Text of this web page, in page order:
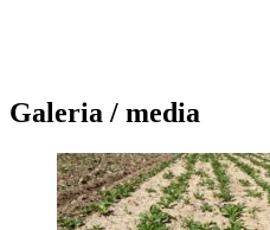
Galeria / media